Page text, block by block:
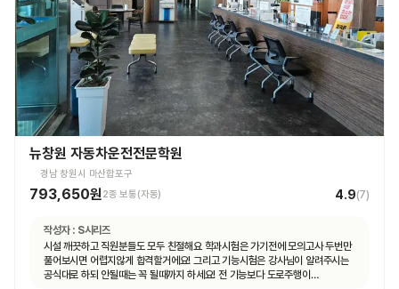
뉴창원 자동차운전전문학원
경남 창원시 마산합포구
793,650원2종 보통(자동) 4.9(7)
작성자 : S시리즈
시설 깨끗하고 직원분들도 모두 친절해요 학과시험은 가기전에 모의고사 두번만
풀어보시면 어렵지않게 합격할거에요! 그리고 기능시험은 강사님이 알려주시는
공식대로 하되 안될때는 꼭 될때까지 하세요! 전 기능보다 도로주행이